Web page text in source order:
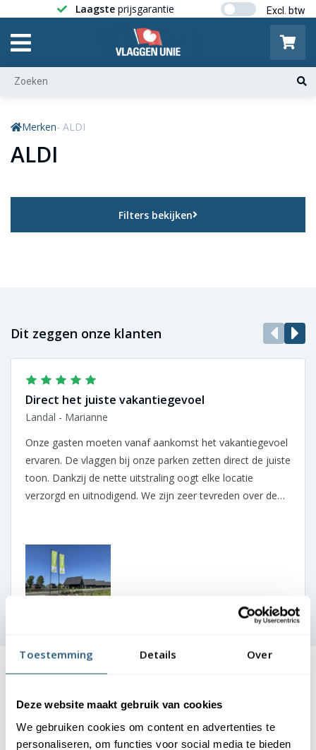
Toestemming Details Over
Deze website maakt gebruik van cookies
We gebruiken cookies om content en advertenties te
personaliseren, om functies voor social media te bieden
Laagste prijsgarantie Gratis
Merken- ALDI
ALDI
Filters bekijken
Dit zeggen onze klanten
Direct het juiste vakantiegevoel
Landal - Marianne
Onze gasten moeten vanaf aankomst het vakantiegevoel
ervaren. De vlaggen bij onze parken zetten direct de juiste
toon. Dankzij de nette uitstraling oogt elke locatie
verzorgd en uitnodigend. We zijn zeer tevreden over de
boven de € 150,- (m.u.v. masten)
Levering en plaatsingdoor heel NL & BE